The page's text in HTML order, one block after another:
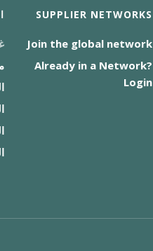
SUPPLIER NETWORKS
Join the global network
Already in a Network?
Login